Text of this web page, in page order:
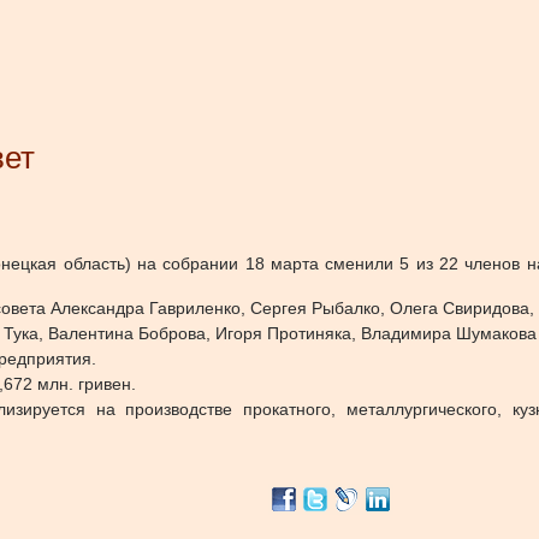
область) на собрании 18 марта сменили 5 из 22 членов
Александра Гавриленко, Сергея Рыбалко, Олега
Валентина Боброва, Игоря Протиняка, Владимира
млн. гривен.
на производстве прокатного, металлургического,